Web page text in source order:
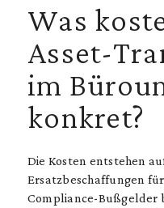
Was
Asset-
im
konkret?
Die Kosten entstehen
Ersatzbeschaffungen
Compliance-Bußgelder